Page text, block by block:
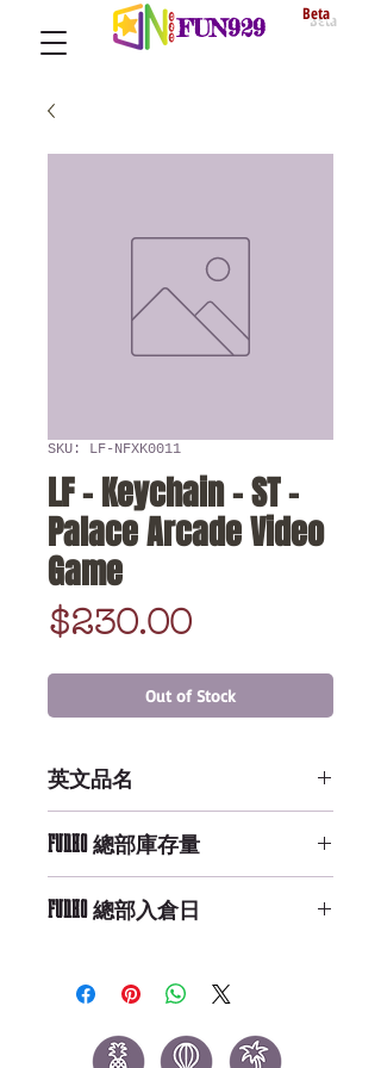
FUN929 Beta
SKU: LF-NFXK0011
LF - Keychain - ST -
Palace Arcade Video
Game
$230.00Price
Out of Stock
英文品名
Video Game
FUNKO 總部庫存量
FUNKO 總部入倉日